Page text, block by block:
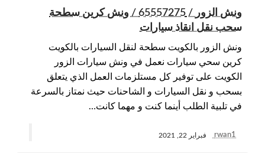
ونش الزور / 65557275 / ونش كرين سطحة
سحب نقل انقاذ سيارات
ونش الزور بالكويت سطحة لنقل السيارات بالكويت
كرين سحي سيارات نعمل في ونش سيارات الزور
الكويت على توفير كل مستلزمات العمل الذي يتعلق
بسحب و نقل السيارات و الشاحنات حيث نمتاز بالسرعة
في تلبية الطلب أينما كنت و مهما كانت…
rwan1 فبراير 22, 2021